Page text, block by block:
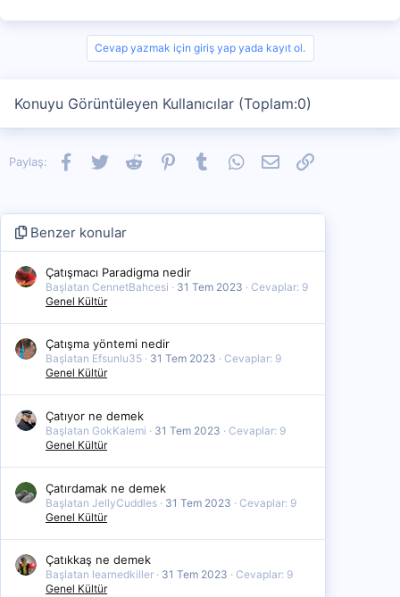
Cevap yazmak için giriş yap yada kayıt ol.
Konuyu Görüntüleyen Kullanıcılar (Toplam:0)
Paylaş: Facebook
TwitterReddit PinterestTumblrWhatsApp
E-postaLink
Benzer konular
Çatışmacı Paradigma nedir
Başlatan CennetBahcesi 31 Tem 2023
Cevaplar: 9
Genel Kültür
Çatışma yöntemi nedir
Başlatan Efsunlu35 31 Tem 2023
Cevaplar: 9
Genel Kültür
Çatıyor ne demek
Başlatan GokKalemi 31 Tem 2023
Cevaplar: 9
Genel Kültür
Çatırdamak ne demek
Başlatan JellyCuddles 31 Tem 2023
Cevaplar: 9
Genel Kültür
Çatıkkaş ne demek
Başlatan learnedkiller 31 Tem 2023
Cevaplar: 9
Genel Kültür